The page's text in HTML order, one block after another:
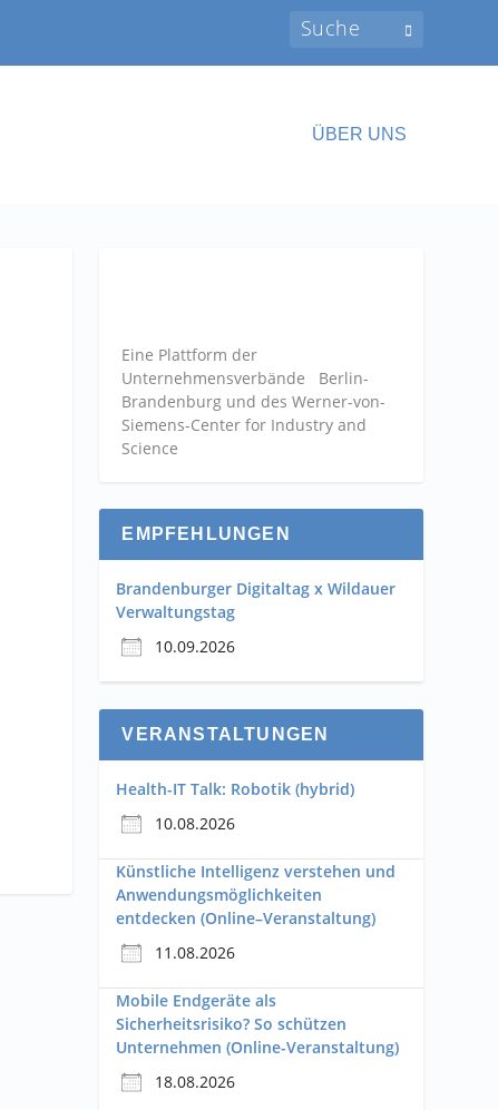
ÜBER UNS
Eine Plattform der
Unternehmensverbände Berlin-
Brandenburg und des Werner-von-
Siemens-Center for Industry and
Science
EMPFEHLUNGEN
Brandenburger Digitaltag x Wildauer
Verwaltungstag
10.09.2026
VERANSTALTUNGEN
Health-IT Talk: Robotik (hybrid)
10.08.2026
Künstliche Intelligenz verstehen und
Anwendungsmöglichkeiten
entdecken (Online–Veranstaltung)
11.08.2026
Mobile Endgeräte als
Sicherheitsrisiko? So schützen
Unternehmen (Online-Veranstaltung)
18.08.2026